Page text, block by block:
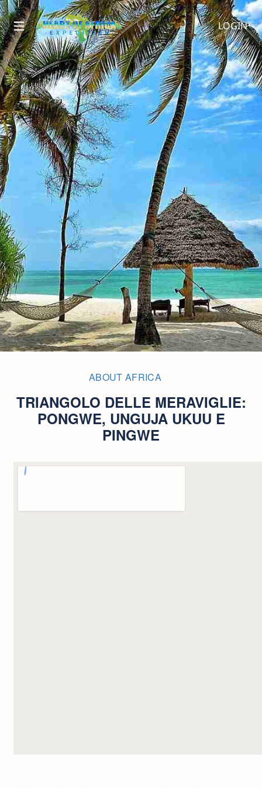
LOGIN
ABOUT AFRICA
TRIANGOLO DELLE MERAVIGLIE:
PONGWE, UNGUJA UKUU E
PINGWE